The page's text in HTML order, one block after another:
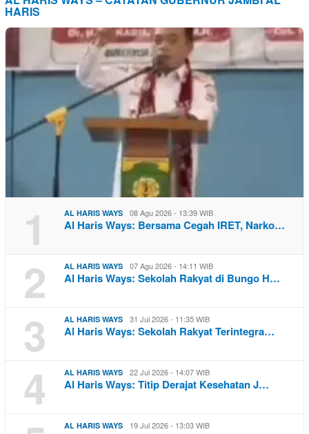
HARIS
1 AL HARIS WAYS 08 Agu 2026 - 13:39 WIB
Al Haris Ways: Bersama Cegah IRET, Narko…
2 AL HARIS WAYS 07 Agu 2026 - 14:11 WIB
Al Haris Ways: Sekolah Rakyat di Bungo H…
3 AL HARIS WAYS 31 Jul 2026 - 11:35 WIB
Al Haris Ways: Sekolah Rakyat Terintegra…
4 AL HARIS WAYS 22 Jul 2026 - 14:07 WIB
Al Haris Ways: Titip Derajat Kesehatan J…
AL HARIS WAYS 19 Jul 2026 - 13:03 WIB